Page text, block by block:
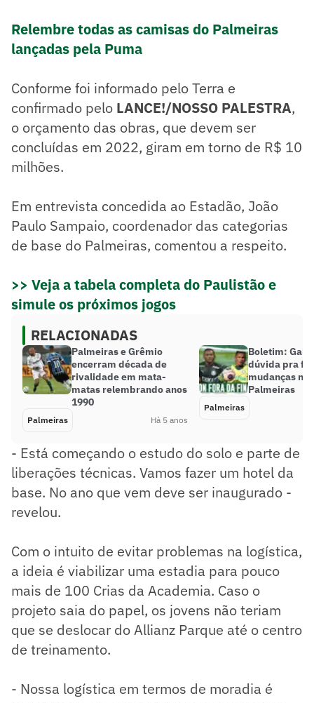
Relembre todas as camisas do Palmeiras
lançadas pela Puma
Conforme foi informado pelo Terra e
confirmado pelo LANCE!/NOSSO PALESTRA,
o orçamento das obras, que devem ser
concluídas em 2022, giram em torno de R$ 10
milhões.
Em entrevista concedida ao Estadão, João
Paulo Sampaio, coordenador das categorias
de base do Palmeiras, comentou a respeito.
>> Veja a tabela completa do Paulistão e
simule os próximos jogos
RELACIONADAS
Palmeiras e Grêmio
encerram década de
rivalidade em mata-
matas relembrando anos
1990
Palmeiras Há 5 anos
Boletim:
dúvida pra
mudanças na
Palmeiras
Palmeiras
- Está começando o estudo do solo e parte de
liberações técnicas. Vamos fazer um hotel da
base. No ano que vem deve ser inaugurado -
revelou.
Com o intuito de evitar problemas na logística,
a ideia é viabilizar uma estadia para pouco
mais de 100 Crias da Academia. Caso o
projeto saia do papel, os jovens não teriam
que se deslocar do Allianz Parque até o centro
de treinamento.
- Nossa logística em termos de moradia é